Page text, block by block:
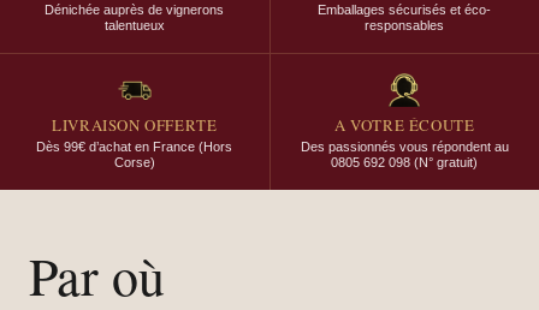
Dénichée auprès de vignerons
talentueux
Emballages sécurisés et éco-
responsables
LIVRAISON OFFERTE
Dès 99€ d’achat en France (Hors
Corse)
A VOTRE ÉCOUTE
Des passionnés vous répondent au
0805 692 098 (N° gratuit)
Par où